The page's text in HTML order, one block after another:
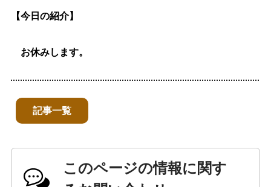
【今日の紹介】
お休みします。
記事一覧
このページの情報に関す